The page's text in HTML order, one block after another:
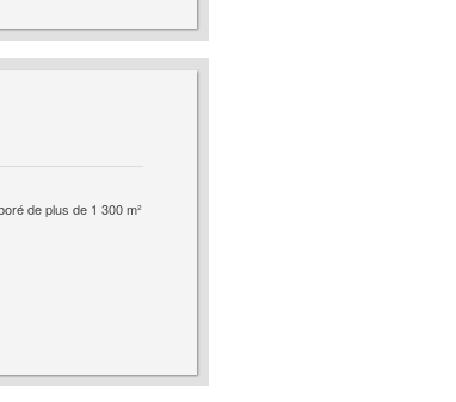
de plus de 1 300 m²